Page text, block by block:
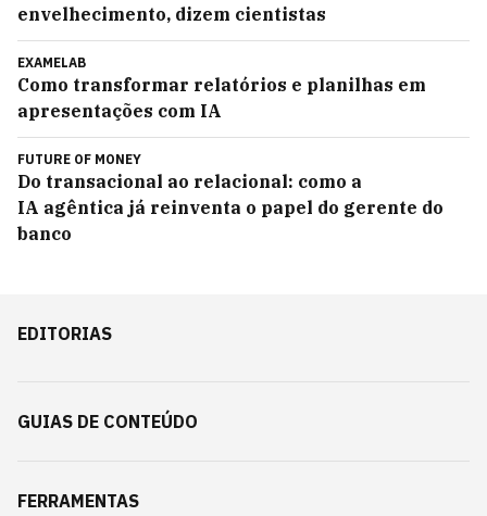
envelhecimento, dizem cientistas
EXAMELAB
Como transformar relatórios e planilhas em
apresentações com IA
FUTURE OF MONEY
Do transacional ao relacional: como a
IA agêntica já reinventa o papel do gerente do
banco
EDITORIAS
GUIAS DE CONTEÚDO
FERRAMENTAS